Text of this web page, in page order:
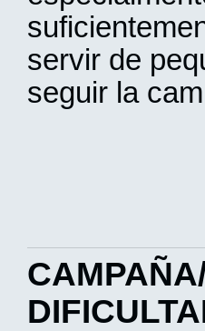
servir de
seguir la